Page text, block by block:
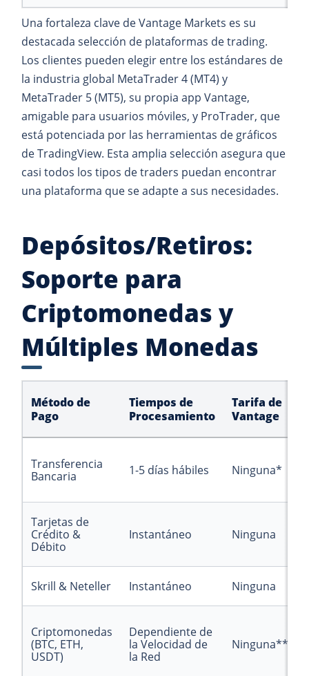
Una fortaleza clave de Vantage Markets es su
destacada selección de plataformas de trading.
Los clientes pueden elegir entre los estándares de
la industria global MetaTrader 4 (MT4) y
MetaTrader 5 (MT5), su propia app Vantage,
amigable para usuarios móviles, y ProTrader, que
está potenciada por las herramientas de gráficos
de TradingView. Esta amplia selección asegura que
casi todos los tipos de traders puedan encontrar
una plataforma que se adapte a sus necesidades.
Depósitos/Retiros:
Soporte para
Criptomonedas y
Múltiples Monedas
Método de
Pago
Tiempos de
Procesamiento
Tarifa de
Vantage
Transferencia
Bancaria
1-5 días hábiles Ninguna*
Tarjetas de
Crédito &
Débito
Instantáneo Ninguna
Skrill & Neteller Instantáneo Ninguna
Criptomonedas
(BTC, ETH,
USDT)
Dependiente de
la Velocidad de
la Red
Ninguna**